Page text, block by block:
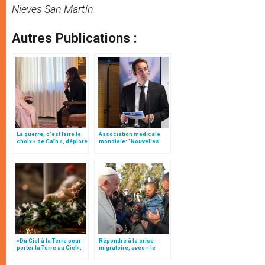
Nieves San Martín
Autres Publications :
La guerre, c’est faire le
choix « de Caïn », déplore
Association médicale
mondiale: "Nouvelles
«Du Ciel à la Terre pour
porter la Terre au Ciel»,
Répondre à la crise
migratoire, avec « le